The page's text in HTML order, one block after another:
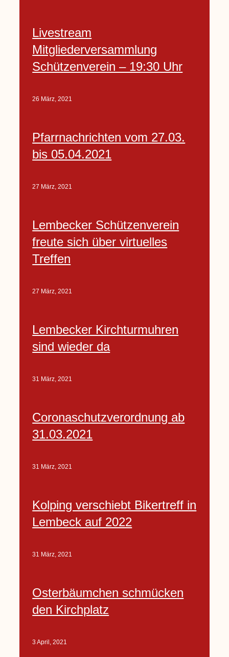
Livestream
Mitgliederversammlung
Schützenverein – 19:30 Uhr
26 März, 2021
Pfarrnachrichten vom 27.03.
bis 05.04.2021
27 März, 2021
Lembecker Schützenverein
freute sich über virtuelles
Treffen
27 März, 2021
Lembecker Kirchturmuhren
sind wieder da
31 März, 2021
Coronaschutzverordnung ab
31.03.2021
31 März, 2021
Kolping verschiebt Bikertreff in
Lembeck auf 2022
31 März, 2021
Osterbäumchen schmücken
den Kirchplatz
3 April, 2021